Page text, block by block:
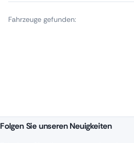
Fahrzeuge gefunden:
Folgen Sie unseren Neuigkeiten